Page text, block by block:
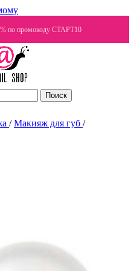
по промокоду СТАРТ10
Поиск
/ Макияж для губ /